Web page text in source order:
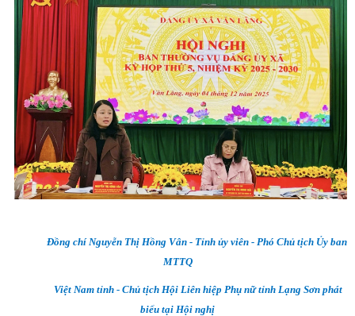
Đồng chí Nguyễn Thị Hồng Vân - Tỉnh ủy viên - Phó Chủ tịch Ủy ban
MTTQ
Việt Nam tỉnh - Chủ tịch Hội Liên hiệp Phụ nữ tỉnh Lạng Sơn phát
biểu tại Hội nghị